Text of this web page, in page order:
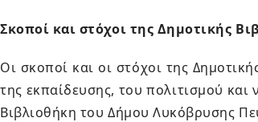
Σκοποί και στόχοι της Δημοτικής
Οι σκοποί και οι στόχοι της
της εκπαίδευσης, του πολιτισμού
Βιβλιοθήκη του Δήμου Λυκόβρυσης